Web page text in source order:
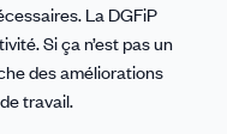
La DGFiP
Si ça n’est pas un
des améliorations
travail.